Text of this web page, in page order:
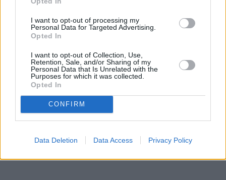
I want to opt-out of processing my
Personal Data for Targeted Advertising.
Opted In
I want to opt-out of Collection, Use,
Retention, Sale, and/or Sharing of my
Personal Data that Is Unrelated with the
Purposes for which it was collected.
Opted In
CONFIRM
Data Deletion Data Access Privacy Policy